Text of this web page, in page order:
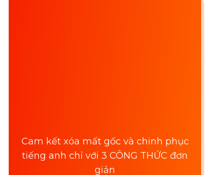
Cam kết xóa mất gốc và chinh phục
tiếng anh chỉ với 3 CÔNG THỨC đơn
giản